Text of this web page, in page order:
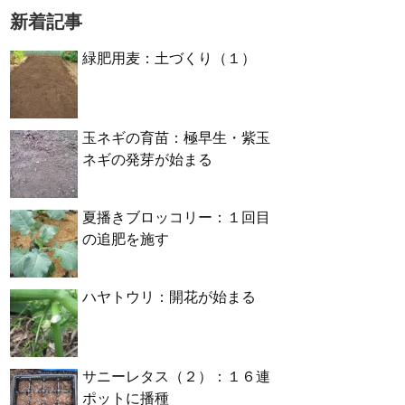
新着記事
緑肥用麦：土づくり（１）
玉ネギの育苗：極早生・紫玉
ネギの発芽が始まる
夏播きブロッコリー：１回目
の追肥を施す
ハヤトウリ：開花が始まる
サニーレタス（２）：１６連
ポットに播種